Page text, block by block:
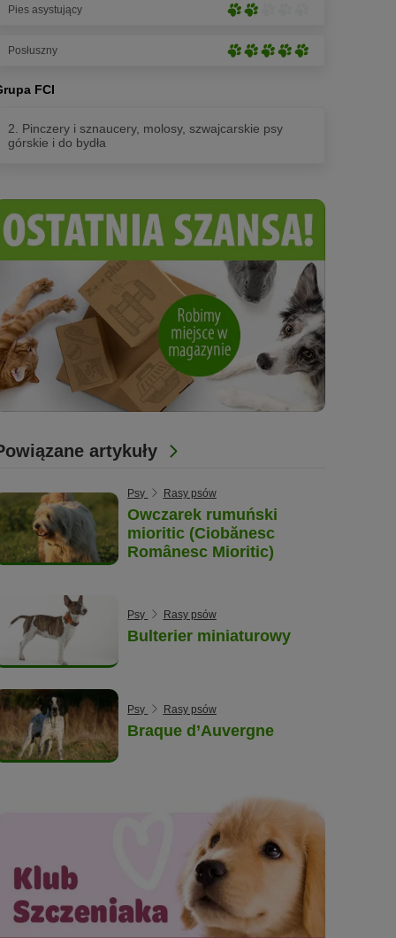
5
(2
5
Pies asystujący
Lekkie
(2
Posłuszny
Bardzo
na
FCI
2. Pinczery i sznaucery, molosy, szwajcarskie psy
górskie i do bydła
artykuły
Psy Rasy psów
Owczarek rumuński
mioritic (Ciobănesc
Românesc Mioritic)
Psy Rasy psów
Bulterier miniaturowy
Psy Rasy psów
Braque d’Auvergne